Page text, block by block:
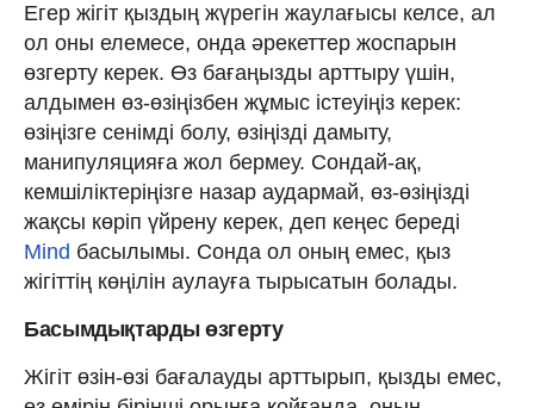
Егер жігіт қыздың жүрегін жаулағысы келсе, ал
ол оны елемесе, онда әрекеттер жоспарын
өзгерту керек. Өз бағаңызды арттыру үшін,
алдымен өз-өзіңізбен жұмыс істеуіңіз керек:
өзіңізге сенімді болу, өзіңізді дамыту,
манипуляцияға жол бермеу. Сондай-ақ,
кемшіліктеріңізге назар аудармай, өз-өзіңізді
жақсы көріп үйрену керек, деп кеңес береді
Mind басылымы. Сонда ол оның емес, қыз
жігіттің көңілін аулауға тырысатын болады.
Басымдықтарды өзгерту
Жігіт өзін-өзі бағалауды арттырып, қызды емес,